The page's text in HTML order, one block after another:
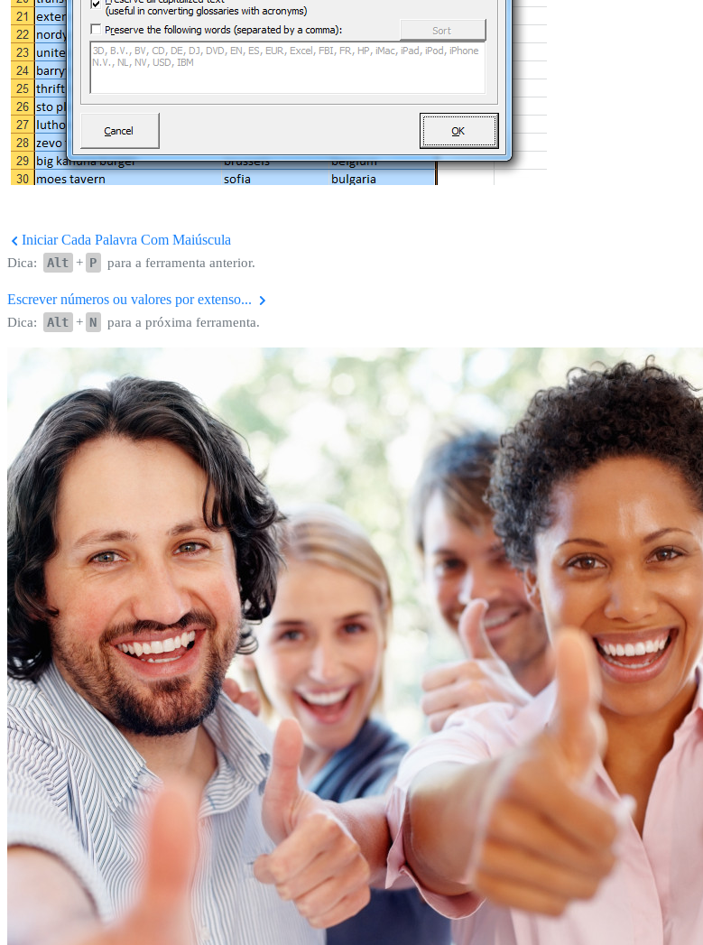
Iniciar Cada Palavra Com Maiúscula
Dica: Alt + P para a ferramenta anterior.
Escrever números ou valores por extenso...
Dica: Alt + N para a próxima ferramenta.